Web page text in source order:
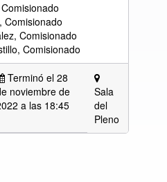
Comisionado
Comisionado
Comisionado
Terminó el 28
noviembre de
a las 18:45
Sala
del
Pleno